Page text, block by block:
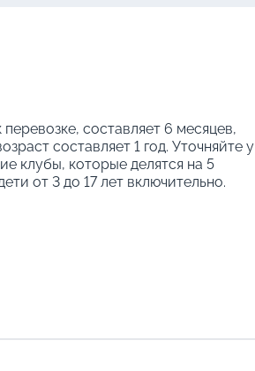
составляет 6 месяцев,
составляет 1 год. Уточняйте у
клубы, которые делятся на 5
от 3 до 17 лет включительно.